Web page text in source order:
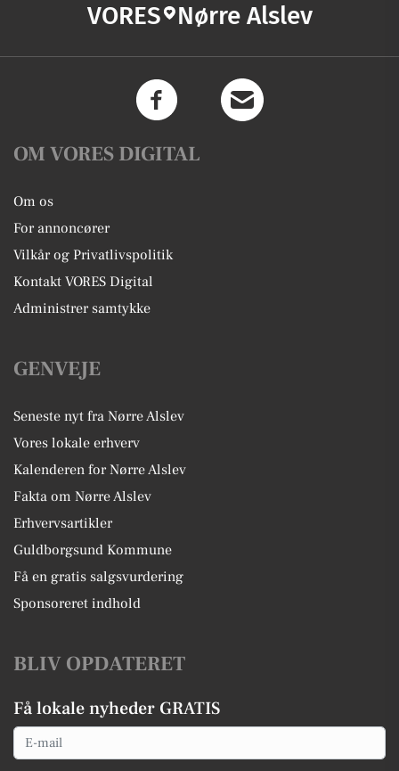
VORES Nørre Alslev
OM VORES DIGITAL
Om os
For annoncører
Vilkår og Privatlivspolitik
Kontakt VORES Digital
Administrer samtykke
GENVEJE
Seneste nyt fra Nørre Alslev
Vores lokale erhverv
Kalenderen for Nørre Alslev
Fakta om Nørre Alslev
Erhvervsartikler
Guldborgsund Kommune
Få en gratis salgsvurdering
Sponsoreret indhold
BLIV OPDATERET
Få lokale nyheder GRATIS
Email